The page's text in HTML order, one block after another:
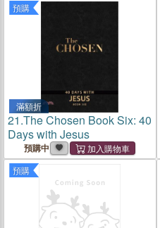
預購
滿額折
21.The Chosen Book Six: 40
Days with Jesus
預購中
預購